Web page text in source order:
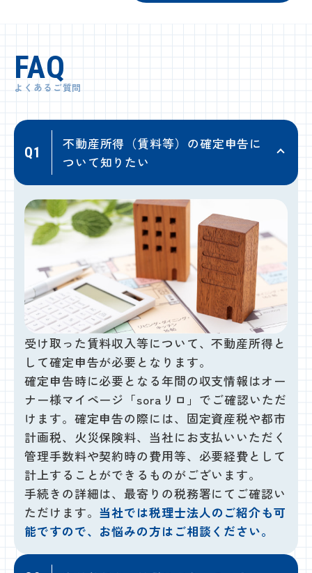
FAQ
よくあるご質問
Q1
不動産所得（賃料等）の確定申告に
ついて知りたい
受け取った賃料収入等について、不動産所得と
して確定申告が必要となります。
確定申告時に必要となる年間の収支情報はオー
ナー様マイページ「soraリロ」でご確認いただ
けます。確定申告の際には、固定資産税や都市
計画税、火災保険料、当社にお支払いいただく
管理手数料や契約時の費用等、必要経費として
計上することができるものがございます。
手続きの詳細は、最寄りの税務署にてご確認い
ただけます。 当社では税理士法人のご紹介も可
能ですので、お悩みの方はご相談ください。